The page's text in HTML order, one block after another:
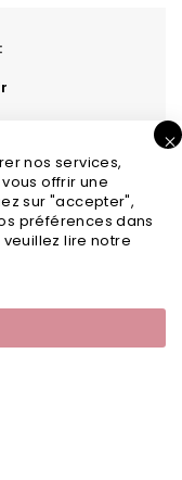
nos services,
offrir une
sur "accepter",
préférences dans
lire notre